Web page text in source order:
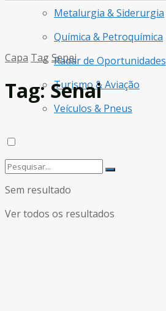
Metalurgia & Siderurgia
Química & Petroquímica
Radar de Oportunidades
Turismo & Aviação
Veículos & Pneus
Sem resultado
Ver todos os resultados
Capa TagSenai
Tag:Senai